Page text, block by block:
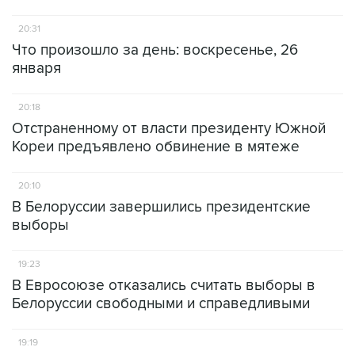
20:31
Что произошло за день: воскресенье, 26
января
20:18
Отстраненному от власти президенту Южной
Кореи предъявлено обвинение в мятеже
20:10
В Белоруссии завершились президентские
выборы
19:23
В Евросоюзе отказались считать выборы в
Белоруссии свободными и справедливыми
19:19